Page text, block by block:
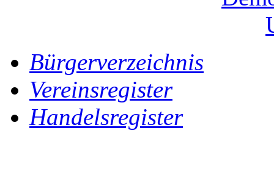
Bürgerverzeichnis
Vereinsregister
Handelsregister